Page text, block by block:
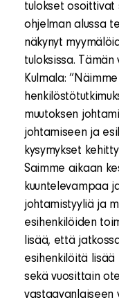
tulokset osoittivat
ohjelman alussa
näkynyt
tuloksissa. Tämän
Kulmala:
muutoksen
johtamiseen ja
kysymykset
Saimme aikaan
kuuntelevampaa
johtamistyyliä ja
esihenkilöiden
lisää, että
esihenkilöitä lisää
sekä vuosittain
vastaavanlaiseen